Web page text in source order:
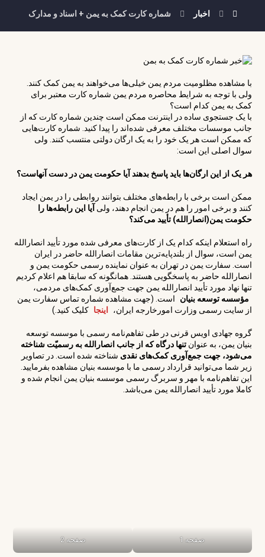
اخبار شماره کارت کمک به یمن + اسناد و مدارک
با مشاهده مظلومیت مردم یمن خیلی‌ها می‌خواهند به یمن کمک کنند.
ولی با توجه به شرایط محاصره مردم یمن شماره کارت معتبر برای
کمک به یمن کدام است؟
با یک جستجوی ساده در اینترنت ممکن است چندین شماره کارت که از
جانب موسسات مختلف معرفی شده‌اند را پیدا کنید. شماره کارت‌هایی
که ممکن است هر یک خود را به یک ارگان دولتی منتسب کنند. ولی
سوال اصلی این است:
هر یک از این ارگان‌ها باید پاسخ بدهند آیا حکومت یمن در دست آنهاست؟
ممکن است برخی با رابطه‌های مختلف بتوانند روابطی را در یمن ایجاد
کنند و برخی امور را هم در یمن انجام دهند، ولی آیا این رابطه‌ها را
حکومت یمن(انصارالله) تأیید می‌کند؟
راه استعلام اینکه کدام یک از کارت‌های معرفی شده مورد تأیید انصارالله
یمن است، سوال از بلندپایه‌ترین مقامات انصارالله حاضر در ایران
است. سفارت یمن در تهران به عنوان نماینده رسمی حکومت یمن و
انصارالله حاضر به پاسخگویی هستند. همانگونه که سابقا هم اعلام کردیم
تنها نهاد مورد تأیید انصارالله یمن جهت جمع‌آوری کمک‌های مردمی،
مؤسسه توسعه بنیان
است. (جهت مشاهده شماره تماس سفارت یمن
از سایت رسمی وزارت امورخارجه ایران،
اینجا کلیک کنید.)
گروه جهادی اویس قرنی در طی تفاهم‌نامه رسمی با موسسه توسعه
بنیان یمن، به عنوانتنها درگاه که از جانب انصارالله به رسمیّت شناخته
می‌شود، جهت جمع‌آوری کمک‌های نقدی شناخته شده است. در تصاویر
زیر شما می‌توانید قرارداد رسمی ما با موسسه بنیان مشاهده بفرمایید.
این تفاهم‌نامه با مهر و سربرگ رسمی موسسه بنیان یمن انجام شده و
کاملا مورد تأیید انصارالله یمن می‌باشد.
صفحه 1 صفحه 2